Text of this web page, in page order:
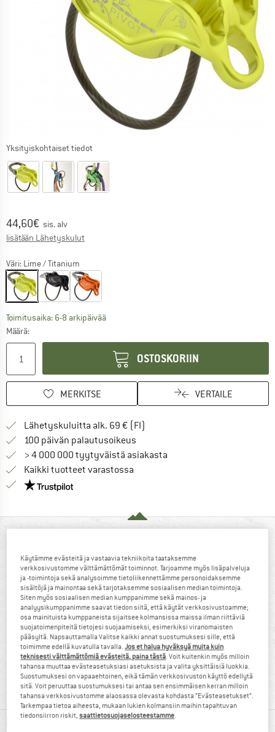
Yksityiskohtaiset tiedot
Hinta:
44,60€ sis. alv
lisätään Lähetyskulut
Väri: Lime / Titanium
Toimitusaika: 6-8 arkipäivääLinkki avautuu tietokentässä ja sisältää
Määrä:
OSTOSKORIIN
MERKITSE VERTAILE
Lähetyskuluitta alk. 69 € (FI)
100 päivän palautusoikeus
> 4 000 000 tyytyväistä asiakasta
Kaikki tuotteet varastossa
Meillä on Trustpilot -sertifiointi - lue lisää tästä!
Ultrakevyt varmistuslaite, jossa käytännöllinen nivel
100% suositella 72 g
MATERIAALITIEDOT & OMINAISUUDET
Käytämme evästeitä ja vastaavia tekniikoita taataksemme
verkkosivustomme välttämättömät toiminnot. Tarjoamme myös lisäpalveluja
ja -toimintoja sekä analysoimme tietoliikennettämme personoidaksemme
sisältöjä ja mainontaa sekä tarjotaksemme sosiaalisen median toimintoja.
Siten myös sosiaalisen median kumppanimme sekä mainos- ja
analyysikumppanimme saavat tiedon siitä, että käytät verkkosivustoamme;
osa mainituista kumppaneista sijaitsee kolmansissa maissa ilman riittäviä
suojatoimenpiteitä tietojesi suojaamiseksi, esimerkiksi viranomaisten
pääsyltä. Napsauttamalla Valitse kaikki annat suostumuksesi sille, että
toimimme edellä kuvatulla tavalla.Jos et halua hyväksyä muita kuin
teknisesti välttämättömiä evästeitä, paina tästä . Voit kuitenkin myös milloin
tahansa muuttaa evästeasetuksiasi asetuksista ja valita yksittäisiä luokkia.
Suostumuksesi on vapaaehtoinen, eikä tämän verkkosivuston käyttö edellytä
sitä. Voit peruuttaa suostumuksesi tai antaa sen ensimmäisen kerran milloin
tahansa verkkosivustomme alaosassa olevasta kohdasta ”Evästeasetukset”.
Tarkempaa tietoa aiheesta, mukaan lukien kolmansiin maihin tapahtuvan
tiedonsiirron riskit,saattietosuojaselosteestamme